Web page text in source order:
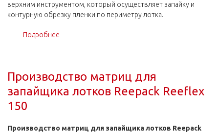
верхним инструментом, который осуществляет запайку и
контурную обрезку пленки по периметру лотка.
Подробнее
Производство матриц для
запайщика лотков Reepack Reeflex
150
Производство матриц для запайщика лотков Reepack